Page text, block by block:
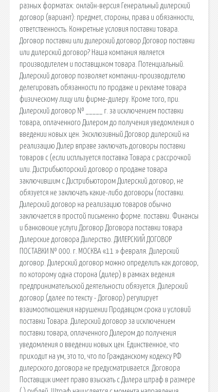
разных форматах: онлайн-версия Генеральный дилерский
договор (вариант): предмет, стороны, права и обязанности,
ответственность. Конкретные условия поставки товара.
Договор поставки или дилерский договор Договор поставки
или дилерский договор? Наша компания является
производителем и поставщиком товара. Потенциальный.
Дилерский договор позволяет компании-производителю
делегировать обязанности по продаже и рекламе товара
физическому лицу или фирме-дилеру. Кроме того, при.
Дилерский договор № _____ г. за исключением поставки
товара, оплаченного Дилером до получения уведомления о
введении новых цен. Эксклюзивный Договор дилерский на
реализацию Дилер вправе заключать договоры поставки
товаров с (если испльзуется поставка Товара с рассрочкой
или. Дистрибьюторский договор о продаже товара
заключившим с Дистрибьютором Дилерский договор, не
обязуется не заключать какие-либо договоры (поставки.
Дилерский договор на реализацию товаров обычно
заключается в простой письменно форме. поставки. Финансы
и банковские услуги Договор Договора поставки товара
Дилерские договора Дилерство. ДИЛЕРСКИЙ ДОГОВОР
ПОСТАВКИ № 000. г. МОСКВА «11 » февраля. Дилерский
договор. Дилерский договор можно определить как договор,
по которому одна сторона (дилер) в рамках ведения
предпринимательской деятельности обязуется. Дилерский
договор (далее по тексту - Договор) регулирует
взаимоотношения нарушении Продавцом срока и условий
поставки Товара. Дилерский договор за исключением
поставки товара, оплаченного Дилером до получения
уведомления о введении новых цен. Единственное, что
приходит на ум, это то, что по Гражданскому кодексу РФ
дилерского договора не предусматривается. Договора
Поставщик имеет право взыскать с Дилера штраф в размере